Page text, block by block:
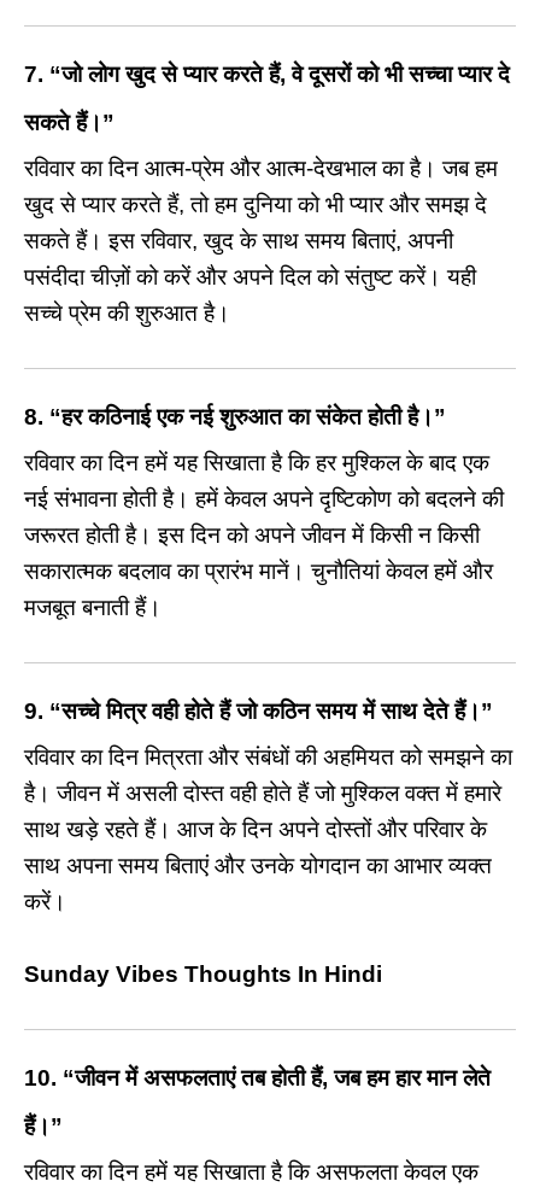
7. “जो लोग खुद से प्यार करते हैं, वे दूसरों को भी सच्चा प्यार दे
सकते हैं।”
रविवार का दिन आत्म-प्रेम और आत्म-देखभाल का है। जब हम
खुद से प्यार करते हैं, तो हम दुनिया को भी प्यार और समझ दे
सकते हैं। इस रविवार, खुद के साथ समय बिताएं, अपनी
पसंदीदा चीज़ों को करें और अपने दिल को संतुष्ट करें। यही
सच्चे प्रेम की शुरुआत है।
8. “हर कठिनाई एक नई शुरुआत का संकेत होती है।”
रविवार का दिन हमें यह सिखाता है कि हर मुश्किल के बाद एक
नई संभावना होती है। हमें केवल अपने दृष्टिकोण को बदलने की
जरूरत होती है। इस दिन को अपने जीवन में किसी न किसी
सकारात्मक बदलाव का प्रारंभ मानें। चुनौतियां केवल हमें और
मजबूत बनाती हैं।
9. “सच्चे मित्र वही होते हैं जो कठिन समय में साथ देते हैं।”
रविवार का दिन मित्रता और संबंधों की अहमियत को समझने का
है। जीवन में असली दोस्त वही होते हैं जो मुश्किल वक्त में हमारे
साथ खड़े रहते हैं। आज के दिन अपने दोस्तों और परिवार के
साथ अपना समय बिताएं और उनके योगदान का आभार व्यक्त
करें।
Sunday Vibes Thoughts In Hindi
10. “जीवन में असफलताएं तब होती हैं, जब हम हार मान लेते
हैं।”
रविवार का दिन हमें यह सिखाता है कि असफलता केवल एक